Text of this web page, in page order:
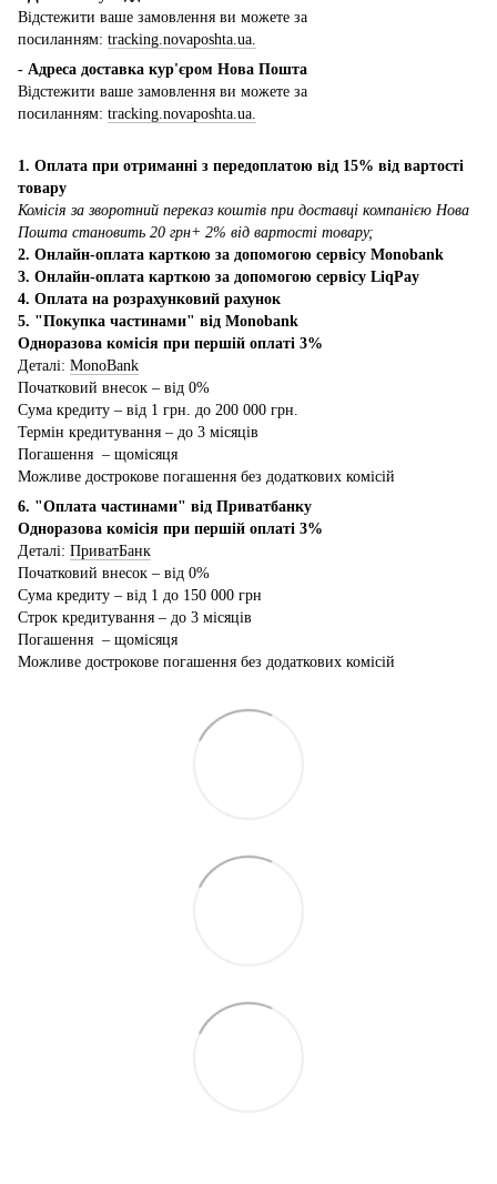
Відстежити ваше замовлення ви можете за
посиланням: tracking.novaposhta.ua.
- Адреса доставка кур'єром Нова Пошта
Відстежити ваше замовлення ви можете за
посиланням: tracking.novaposhta.ua.
1. Оплата при отриманні з передоплатою від 15% від вартості
товару
Комісія за зворотний переказ коштів при доставці компанією Нова
Пошта становить 20 грн+ 2% від вартості товару;
2. Онлайн-оплата карткою за допомогою сервісу Monobank
3. Онлайн-оплата карткою за допомогою сервісу LiqPay
4. Оплата на розрахунковий рахунок
5. "Покупка частинами" від Monobank
Одноразова комісія при першій оплаті 3%
Деталі: MonoBank
Початковий внесок – від 0%
Сума кредиту – від 1 грн. до 200 000 грн.
Термін кредитування – до 3 місяців
Погашення – щомісяця
Можливе дострокове погашення без додаткових комісій
6. "Оплата частинами" від Приватбанку
Одноразова комісія при першій оплаті 3%
Деталі: ПриватБанк
Початковий внесок – від 0%
Сума кредиту – від 1 до 150 000 грн
Строк кредитування – до 3 місяців
Погашення – щомісяця
Можливе дострокове погашення без додаткових комісій